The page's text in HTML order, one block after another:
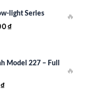
₫.
là:
14.000.000 ₫.
light Series
₫.
₫
là:
🔥
Model 227 – Full
₫
🔥